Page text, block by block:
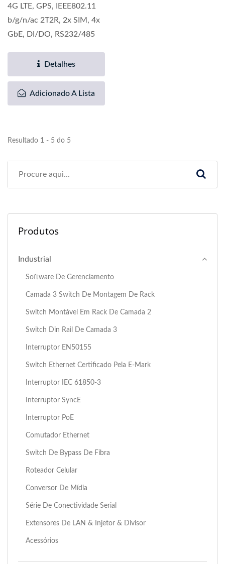
4G LTE, GPS, IEEE802.11
b/g/n/ac 2T2R, 2x SIM, 4x
GbE, DI/DO, RS232/485
Detalhes
Adicionado A Lista
Resultado 1 - 5 do 5
Produtos
Industrial
Software De Gerenciamento
Camada 3 Switch De Montagem De Rack
Switch Montável Em Rack De Camada 2
Switch Din Rail De Camada 3
Interruptor EN50155
Switch Ethernet Certificado Pela E-Mark
Interruptor IEC 61850-3
Interruptor SyncE
Interruptor PoE
Comutador Ethernet
Switch De Bypass De Fibra
Roteador Celular
Conversor De Mídia
Série De Conectividade Serial
Extensores De LAN & Injetor & Divisor
Acessórios